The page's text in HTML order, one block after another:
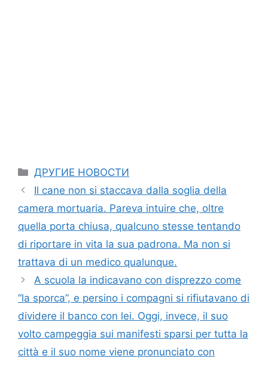
Categories
ДРУГИЕ НОВОСТИ
Il cane non si staccava dalla soglia della
camera mortuaria. Pareva intuire che, oltre
quella porta chiusa, qualcuno stesse tentando
di riportare in vita la sua padrona. Ma non si
trattava di un medico qualunque.
A scuola la indicavano con disprezzo come
“la sporca”, e persino i compagni si rifiutavano di
dividere il banco con lei. Oggi, invece, il suo
volto campeggia sui manifesti sparsi per tutta la
città e il suo nome viene pronunciato con